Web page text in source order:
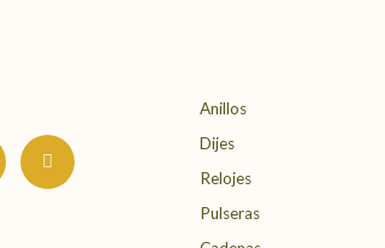
Y
o
t
Anillos
Dijes
Relojes
Pulseras